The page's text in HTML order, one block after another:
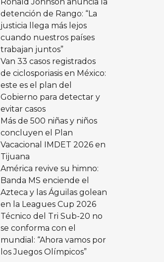
detención de Rango: “La
justicia llega más lejos
cuando nuestros países
trabajan juntos”
Van 33 casos registrados
de ciclosporiasis en México:
este es el plan del
Gobierno para detectar y
evitar casos
Más de 500 niñas y niños
concluyen el Plan
Vacacional IMDET 2026 en
Tijuana
América revive su himno:
Banda MS enciende el
Azteca y las Águilas golean
en la Leagues Cup 2026
Técnico del Tri Sub-20 no
se conforma con el
mundial: “Ahora vamos por
los Juegos Olímpicos”